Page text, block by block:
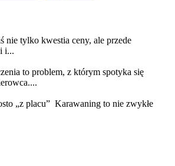
nie tylko kwestia ceny, ale przede
i...
to problem, z którym spotyka się
„z placu” Karawaning to nie zwykłe